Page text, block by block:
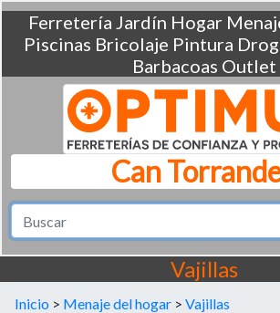
Ferretería Jardín Hogar
Piscinas Bricolaje Pintura
Barbacoas Outlet
Can
Vajillas
Inicio > Menaje del hogar > Vajillas